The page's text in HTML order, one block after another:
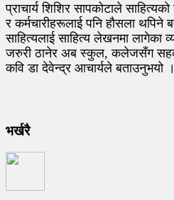
प्राचार्य शिशिर सापकोटाले
र कर्मचारीहरूलाई पनि हौसला
साहित्यलाई साहित्य लेखनमा लागेका
जरुरी ठानेर अब स्कुल, कलेजसँग
कवि डा देवेन्द्र आचार्यले बताउनुभयो ।
भर्खरै